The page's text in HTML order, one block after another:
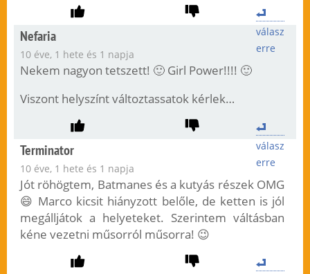
válasz
erre
Nefaria
10 éve, 1 hete és 1 napja
Nekem nagyon tetszett! 🙂 Girl Power!!!! 🙂
Viszont helyszínt változtassatok kérlek…
válasz
erre
Terminator
10 éve, 1 hete és 1 napja
Jót röhögtem, Batmanes és a kutyás részek OMG
😄 Marco kicsit hiányzott belőle, de ketten is jól
megálljátok a helyeteket. Szerintem váltásban
kéne vezetni műsorról műsorra! 😉